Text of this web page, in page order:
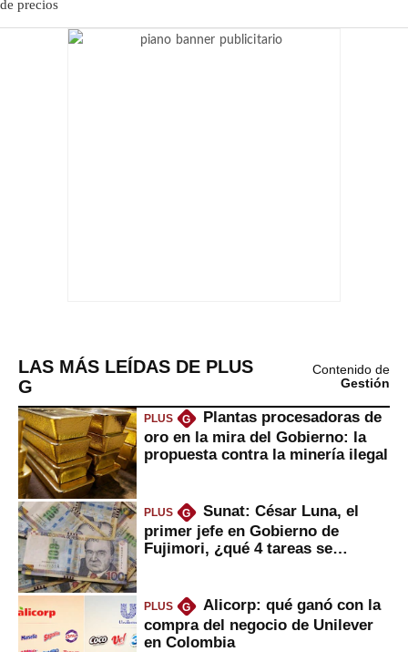
LAS MÁS LEÍDAS DE PLUS
G
Contenido de
Gestión
PLUS G
Plantas procesadoras de
oro en la mira del Gobierno: la
propuesta contra la minería ilegal
PLUS G
Sunat: César Luna, el
primer jefe en Gobierno de
Fujimori, ¿qué 4 tareas se
PLUS G
Alicorp: qué ganó con la
compra del negocio de Unilever
en Colombia